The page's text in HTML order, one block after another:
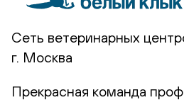
Сеть ветеринарных
г. Москва
Прекрасная команда